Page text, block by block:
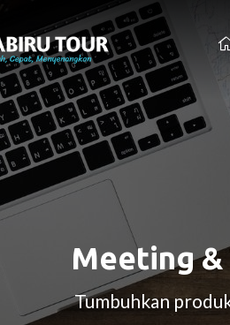
Meeting &
Tumbuhkan